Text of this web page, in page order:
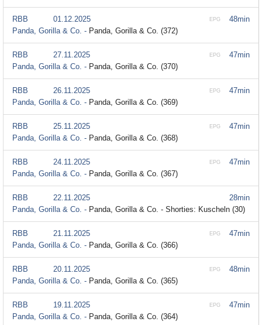
48min
EPG
RBB
01.12.2025
Panda, Gorilla & Co. - Panda, Gorilla & Co. (372)
47min
EPG
RBB
27.11.2025
Panda, Gorilla & Co. - Panda, Gorilla & Co. (370)
47min
EPG
RBB
26.11.2025
Panda, Gorilla & Co. - Panda, Gorilla & Co. (369)
47min
EPG
RBB
25.11.2025
Panda, Gorilla & Co. - Panda, Gorilla & Co. (368)
47min
EPG
RBB
24.11.2025
Panda, Gorilla & Co. - Panda, Gorilla & Co. (367)
28min
RBB
22.11.2025
Panda, Gorilla & Co. - Panda, Gorilla & Co. - Shorties: Kuscheln (30)
47min
EPG
RBB
21.11.2025
Panda, Gorilla & Co. - Panda, Gorilla & Co. (366)
48min
EPG
RBB
20.11.2025
Panda, Gorilla & Co. - Panda, Gorilla & Co. (365)
47min
EPG
RBB
19.11.2025
Panda, Gorilla & Co. - Panda, Gorilla & Co. (364)